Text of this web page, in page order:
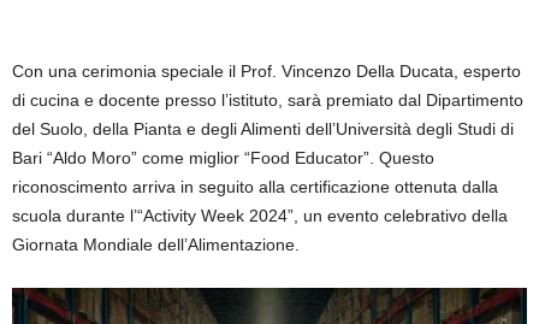
Con una cerimonia speciale il Prof. Vincenzo Della Ducata, esperto
di cucina e docente presso l’istituto, sarà premiato dal Dipartimento
del Suolo, della Pianta e degli Alimenti dell’Università degli Studi di
Bari “Aldo Moro” come miglior “Food Educator”. Questo
riconoscimento arriva in seguito alla certificazione ottenuta dalla
scuola durante l’“Activity Week 2024”, un evento celebrativo della
Giornata Mondiale dell’Alimentazione.